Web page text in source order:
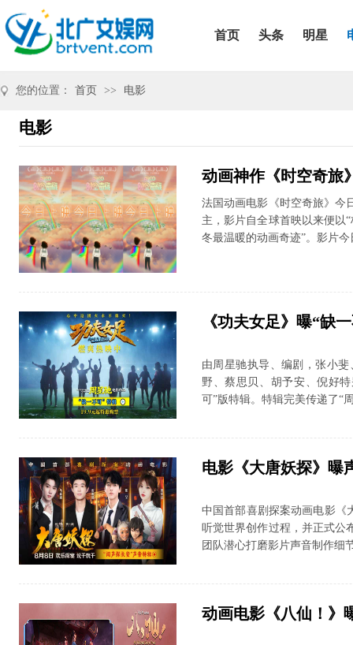
首页 头条 明星
您的位置： 首页 >> 电影
电影
动画神作《时空奇旅
法国动画电影《时空奇旅》今
主，影片自全球首映以来便以
冬最温暖的动画奇迹”。影片今
《功夫女足》曝“缺
由周星驰执导、编剧，张小
野、蔡思贝、胡予安、倪好
可”版特辑。特辑完美传递了“
电影《大唐妖探》曝
中国首部喜剧探案动画电影《
听觉世界创作过程，并正式公
团队潜心打磨影片声音制作细
动画电影《八仙！》